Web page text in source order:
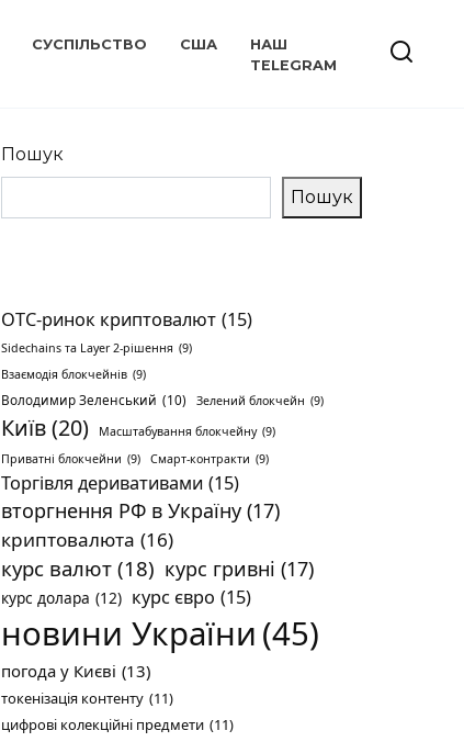
СУСПІЛЬСТВО США
НАШ
TELEGRAM
Пошук
Пошук
OTC-ринок криптовалют (15)
Sidechains та Layer 2-рішення (9)
Взаємодія блокчейнів (9)
Володимир Зеленський (10) Зелений блокчейн (9)
Київ(20) Масштабування блокчейну (9)
Приватні блокчейни (9) Смарт-контракти (9)
Торгівля деривативами (15)
вторгнення РФ в Україну (17)
криптовалюта (16)
курс валют (18) курс гривні (17)
курс долара (12) курс євро (15)
новини України (45)
погода у Києві (13)
токенізація контенту (11)
цифрові колекційні предмети (11)